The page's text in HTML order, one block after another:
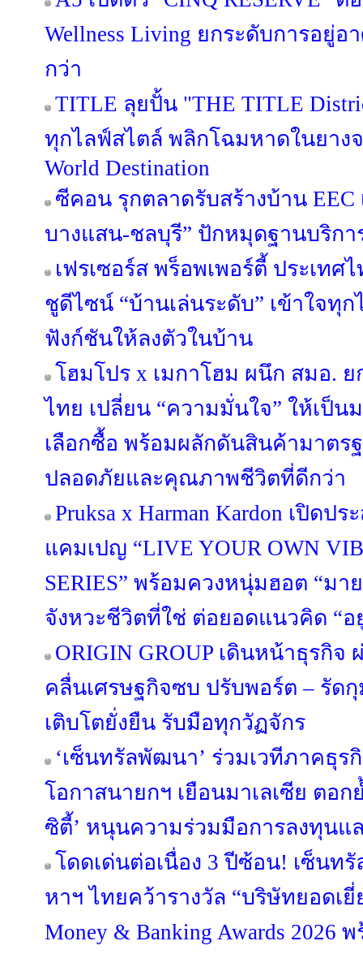
Wellness Living ยกระดับการอยู่
กว่า
TITLE ลุยปั้น "THE TITLE
ทุกไลฟ์สไตล์ พลิกโฉมหาดในยางจ
World Destination
ซีคอน รุกตลาดรับสร้างบ้าน EEC
บางแสน-ชลบุรี” ปักหมุดฐานบริก
เฟรเซอร์ส พร็อพเพอร์ตี้ ประเท
ชูดีไซน์ “บ้านเล่นระดับ” เข้าใจทุ
ฟังก์ชันให้ลงตัวในบ้าน
โฮมโปร x เมกาโฮม ผนึก สมอ.
ไทย เปลี่ยน “ความมั่นใจ” ให้เป็น
เลือกซื้อ พร้อมผลักดันสินค้ามาตร
ปลอดภัยและคุณภาพชีวิตที่ดีกว่า
Pruksa x Harman Kardon เปิด
แคมเปญ “LIVE YOUR OWN
SERIES” พร้อมควงหนุ่มฮอต “ม
จังหวะชีวิตที่ใช่ ต่อยอดแนวคิด “อ
ORIGIN GROUP เดินหน้าธุรกิจ
คลื่นเศรษฐกิจซบ ปรับพอร์ต – รัด
เติบโตยั่งยืน รับมือทุกวัฏจักร
‘เซ็นทรัลพัฒนา’ ร่วมเวทีภาคธุร
โอกาสนายกฯ เยือนมาเลเซีย ตอ
ซิตี้’ หนุนความร่วมมือการลงทุนแ
โดดเด่นต่อเนื่อง 3 ปีซ้อน! เซ็นท
หาฯ ไทยคว้ารางวัล “บริษัทยอดเ
Money & Banking Awards 2026